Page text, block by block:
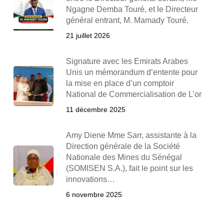
Ngagne Demba Touré, et le Directeur
général entrant, M. Mamady Touré.
21 juillet 2026
Signature avec les Emirats Arabes
Unis un mémorandum d’entente pour
la mise en place d’un comptoir
National de Commercialisation de L’or
11 décembre 2025
Amy Diene Mme Sarr, assistante à la
Direction générale de la Société
Nationale des Mines du Sénégal
(SOMISEN S.A.), fait le point sur les
innovations…
6 novembre 2025